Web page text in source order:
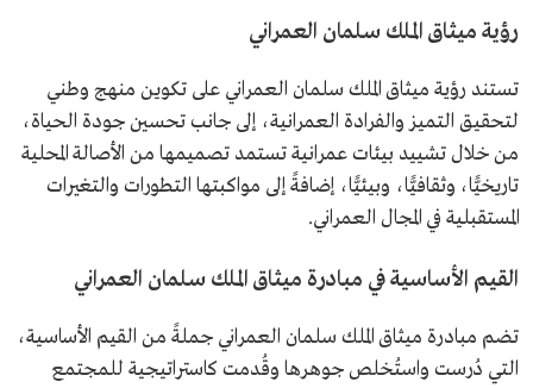
رؤية ميثاق الملك سلمان العمراني
تستند رؤية ميثاق الملك سلمان العمراني على تكوين منهج وطني
لتحقيق التميز والفرادة العمرانية، إلى جانب تحسين جودة الحياة،
من خلال تشييد بيئات عمرانية تستمد تصميمها من الأصالة المحلية
تاريخيًّا، وثقافيًّا، وبيئيًّا، إضافةً إلى مواكبتها التطورات والتغيرات
المستقبلية في المجال العمراني.
القيم الأساسية في مبادرة ميثاق الملك سلمان العمراني
تضم مبادرة ميثاق الملك سلمان العمراني جملةً من القيم الأساسية،
التي دُرست واستُخلص جوهرها وقُدمت كاستراتيجية للمجتمع